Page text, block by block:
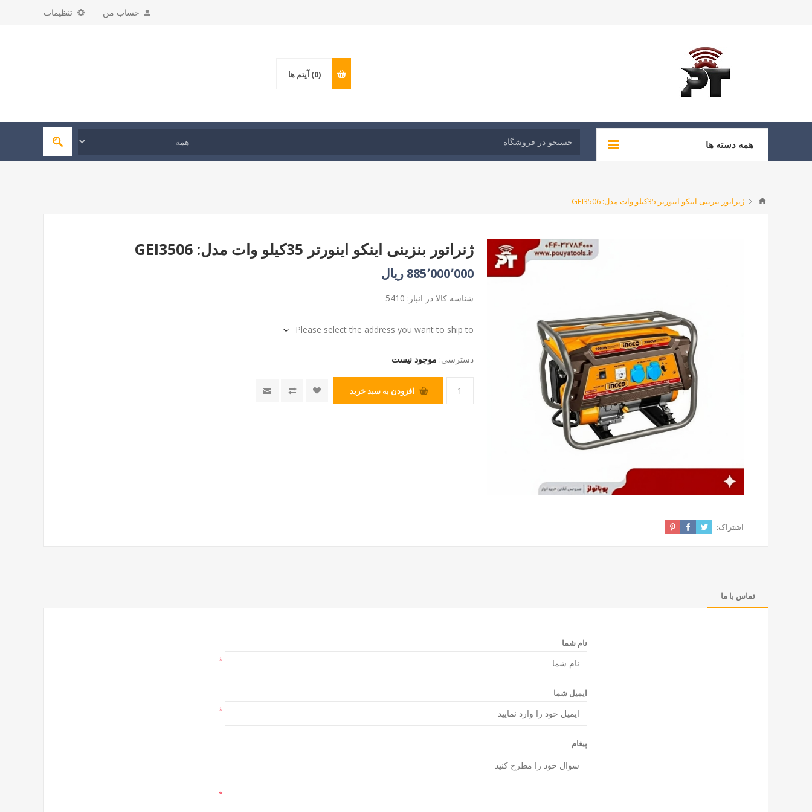
تنظیمات حساب من
(0) آیتم ها
همه دسته ها
ژنراتور بنزینی اینکو اینورتر 35کیلو وات مدل: GEI3506
ژنراتور بنزینی اینکو اینورتر 35کیلو وات مدل: GEI3506
885٬000٬000 ریال
شناسه کالا در انبار: 5410
Please select the address you want to ship to
دسترسی: موجود نیست
افزودن به سبد خرید
اشتراک:
تماس با ما
نام شما
*
ایمیل شما
*
پیغام
*